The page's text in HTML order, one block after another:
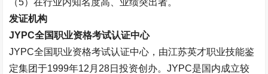
（5）在行业内知名度高、业绩突出者。
发证机构
JYPC全国职业资格考试认证中心
JYPC全国职业资格考试认证中心，由江苏英才职业技能鉴
定集团于1999年12 月 28日投资创办。JYPC是国内成立较